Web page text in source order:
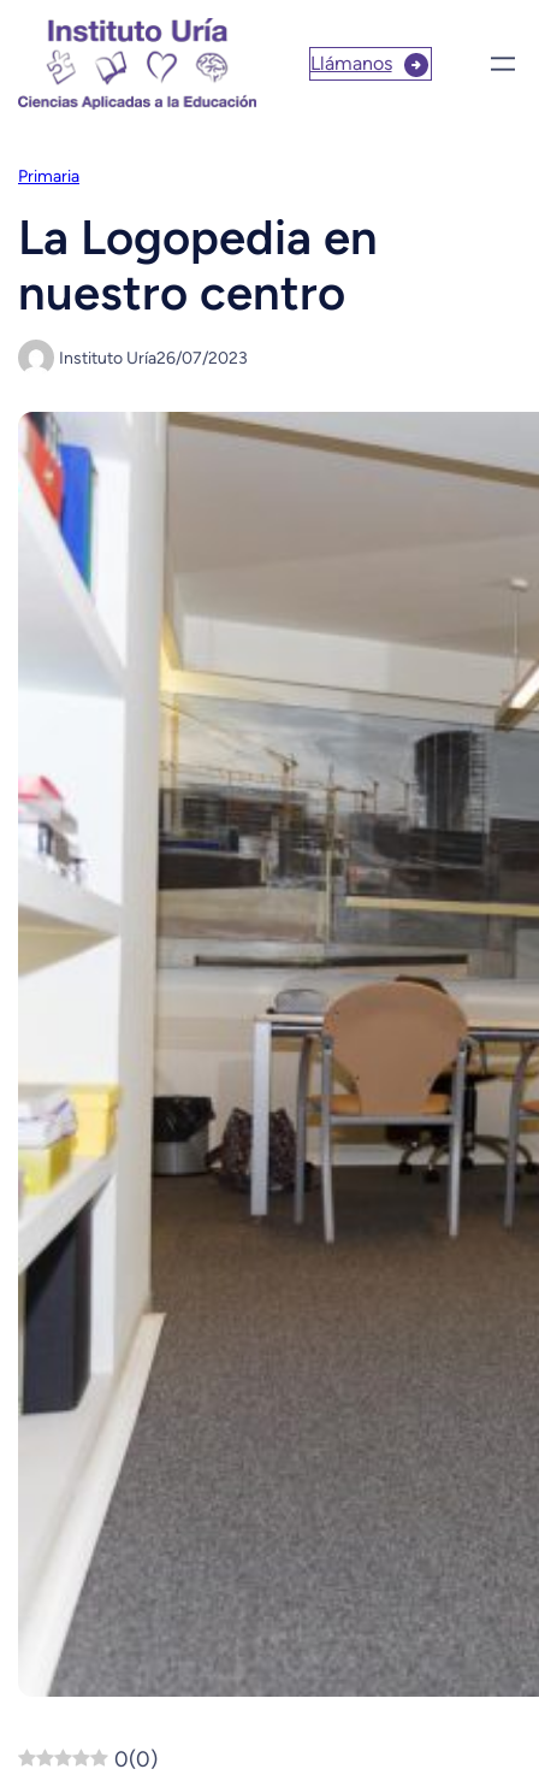
Llámanos
Primaria
La Logopedia en
nuestro centro
Instituto Uría26/07/2023
0(0)